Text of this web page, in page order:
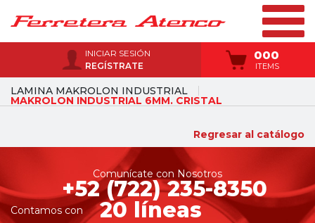
INICIAR SESIÓN
REGÍSTRATE
000
ITEMS
LAMINA MAKROLON INDUSTRIAL
MAKROLON INDUSTRIAL 6MM. CRISTAL
Regresar al catálogo
Comunícate con Nosotros
+52 (722) 235-8350
Contamos con 20 líneas